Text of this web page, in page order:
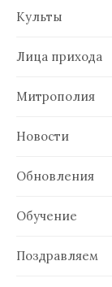
Культы
Лица прихода
Митрополия
Новости
Обновления
Обучение
Поздравляем